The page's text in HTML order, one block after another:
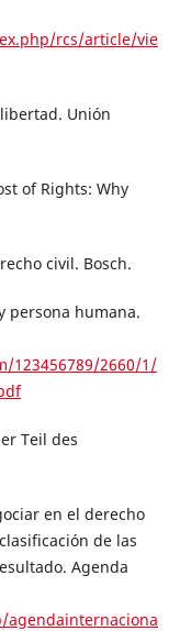
rcs/article/vie
Unión
of Rights: Why
civil. Bosch.
persona humana.
123456789/2660/1/
Teil des
en el derecho
de las
Agenda